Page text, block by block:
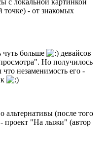
точке) - от знакомых
чуть больше
девайсов
Но получилось
незаменимость его -
альтернативы (после того
проект "На лыжи" (автор